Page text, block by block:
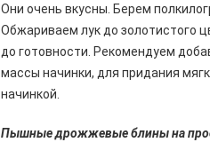
Они очень вкусны. Берем
Обжариваем лук до золотистого
до готовности. Рекомендуем
массы начинки, для придания
начинкой.
Пышные дрожжевые блины на